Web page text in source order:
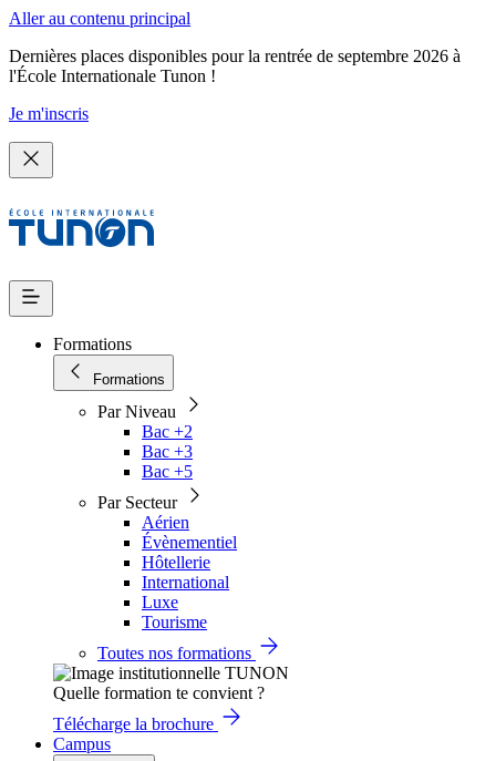
Aller au contenu principal
Dernières places disponibles pour la rentrée de septembre 2026 à
l'École Internationale Tunon !
Je m'inscris
Formations
Formations
Par Niveau
Bac +2
Bac +3
Bac +5
Par Secteur
Aérien
Évènementiel
Hôtellerie
International
Luxe
Tourisme
Toutes nos formations
Quelle formation te convient ?
Télécharge la brochure
Campus